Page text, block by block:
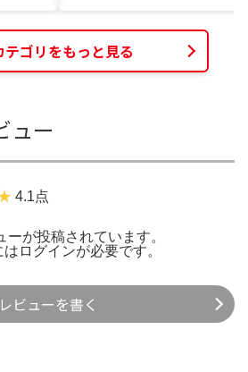
テゴリをもっと見る
ュー
4.1点
が投稿されています。
は ログインが必要です。
レビューを書く